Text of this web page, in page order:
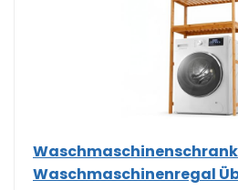
Waschmaschinenregal